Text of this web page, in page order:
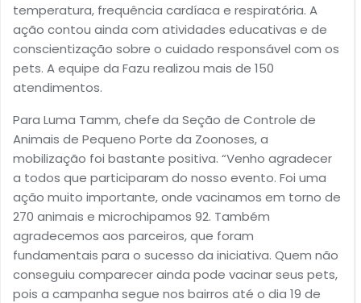
temperatura, frequência cardíaca e respiratória. A
ação contou ainda com atividades educativas e de
conscientização sobre o cuidado responsável com os
pets. A equipe da Fazu realizou mais de 150
atendimentos.
Para Luma Tamm, chefe da Seção de Controle de
Animais de Pequeno Porte da Zoonoses, a
mobilização foi bastante positiva. “Venho agradecer
a todos que participaram do nosso evento. Foi uma
ação muito importante, onde vacinamos em torno de
270 animais e microchipamos 92. Também
agradecemos aos parceiros, que foram
fundamentais para o sucesso da iniciativa. Quem não
conseguiu comparecer ainda pode vacinar seus pets,
pois a campanha segue nos bairros até o dia 19 de